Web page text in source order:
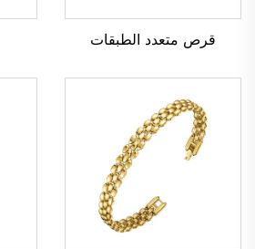
قرص متعدد الطبقات